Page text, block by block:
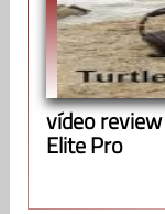
vídeo
Elite Pro